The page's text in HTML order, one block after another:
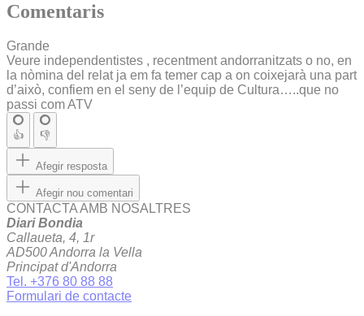
Comentaris
Grande
Veure independentistes , recentment andorranitzats o no, en
la nòmina del relat ja em fa temer cap a on coixejarà una part
d’això, confiem en el seny de l’equip de Cultura…..que no
passi com ATV
👍 👎
Afegir resposta
Afegir nou comentari
CONTACTA AMB NOSALTRES
Diari Bondia
Callaueta, 4, 1r
AD500 Andorra la Vella
Principat d'Andorra
Tel. +376 80 88 88
Formulari de contacte